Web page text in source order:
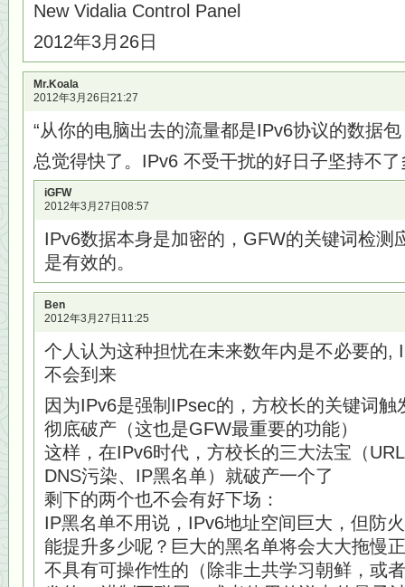
New Vidalia Control Panel
2012年3月26日
Mr.Koala
2012年3月26日21:27
“从你的电脑出去的流量都是IPv6协议的数据
总觉得快了。IPv6 不受干扰的好日子坚持不
iGFW
2012年3月27日08:57
IPv6数据本身是加密的，GFW的关键词检测
是有效的。
Ben
2012年3月27日11:25
个人认为这种担忧在未来数年内是不必要的,
不会到来
因为IPv6是强制IPsec的，方校长的关键词
彻底破产（这也是GFW最重要的功能）
这样，在IPv6时代，方校长的三大法宝（
DNS污染、IP黑名单）就破产一个了
剩下的两个也不会有好下场：
IP黑名单不用说，IPv6地址空间巨大，但防
能提升多少呢？巨大的黑名单将会大大拖慢
不具有可操作性的（除非土共学习朝鲜，或